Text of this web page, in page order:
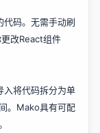
代码。无需手动刷
改React组件
入将代码拆分为单
。Mako具有可配